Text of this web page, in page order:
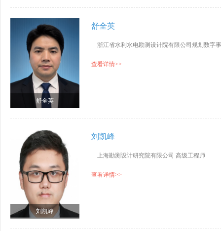
舒全英
舒全英
浙江省水利水电勘测设计院有限公司规划数字
查看详情>>
刘凯峰
刘凯峰
上海勘测设计研究院有限公司 高级工程师
查看详情>>